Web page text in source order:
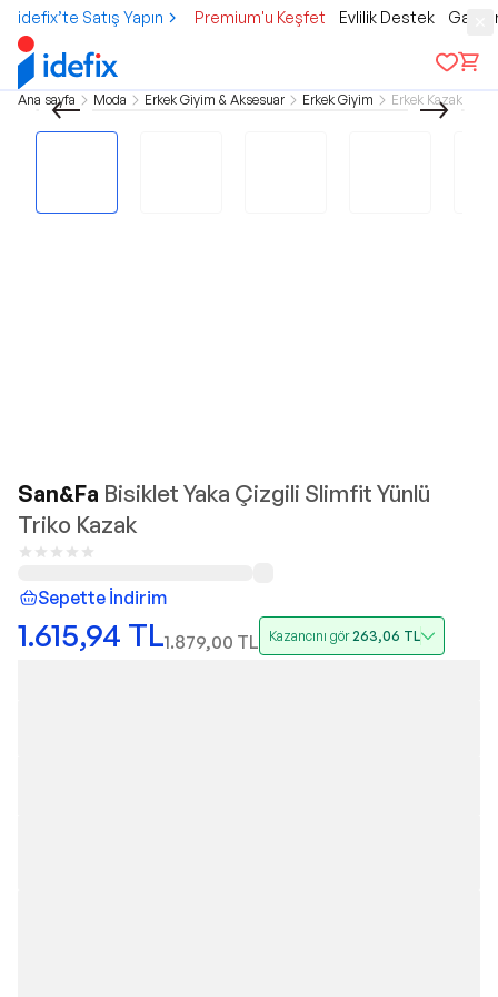
idefix’te Satış Yapın Premium'u Keşfet Evlilik Destek
Ana sayfa Moda Erkek Giyim & Aksesuar Erkek Giyim Erkek Kazak
San&Fa Bisiklet Yaka Çizgili Slimfit Yünlü
Triko Kazak
Sepette İndirim
1.615,94 TL1.879,00 TL Kazancını gör263,06 TL